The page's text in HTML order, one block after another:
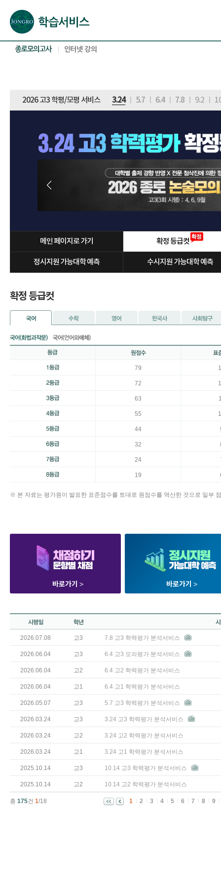
2026 고3 학평/모평 서비스 3.24ㅣ 5.7 6.4ㅣ 7.8 9.2
메인 페이지로 가기 확정 등급컷
정시지원 가능대학 예측 수시지원 가능대학 예측
확정 등급컷
79
72
63
55
44
32
24
19
※ 본 자료는 평가원이 발표한 표준점수를 토대로 원점수를 역산한 것으로 일부
바로가기 > 바로가기 >
2026.07.08 고3 7.8 고3 학력평가 분석서비스
2026.06.04 고3 6.4 고3 모의평가 분석서비스
2026.06.04 고2 6.4 고2 학력평가 분석서비스
2026.06.04 고1 6.4 고1 학력평가 분석서비스
2026.05.07 고3 5.7 고3 학력평가 분석서비스
2026.03.24 고3 3.24 고3 학력평가 분석서비스
2026.03.24 고2 3.24 고2 학력평가 분석서비스
2026.03.24 고1 3.24 고1 학력평가 분석서비스
2025.10.14 고3 10.14 고3 학력평가 분석서비스
2025.10.14 고2 10.14 고2 학력평가 분석서비스
총 175건 1/18 1 2 3 4 5 6 7 8 9